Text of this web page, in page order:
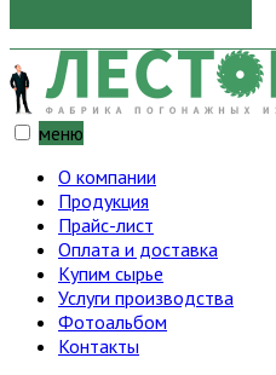
меню
О компании
Продукция
Прайс-лист
Оплата и доставка
Купим сырье
Услуги производства
Фотоальбом
Контакты